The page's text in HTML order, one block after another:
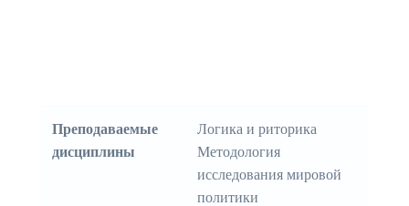
Преподаваемые
дисциплины
Логика и риторика
Методология
исследования мировой
политики